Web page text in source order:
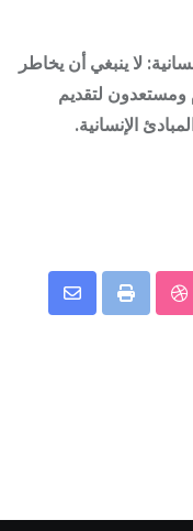
لا ينبغي أن يخاطر
ومستعدون لتقديم
الإنسانية.
StumbleUpon
Print
Share